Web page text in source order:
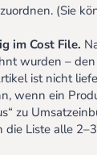
(Sie
im Cost File.
wurden –
ist nicht
wenn ein
zu
Liste alle